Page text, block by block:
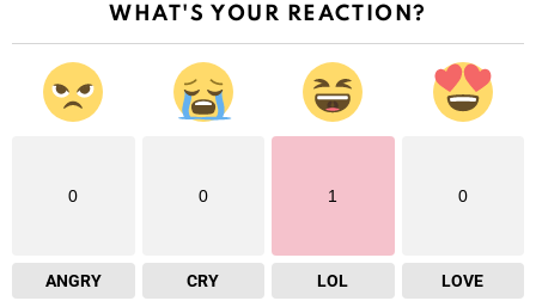
WHAT'S YOUR REACTION?
0
ANGRY
0
CRY
1
LOL
0
LOVE